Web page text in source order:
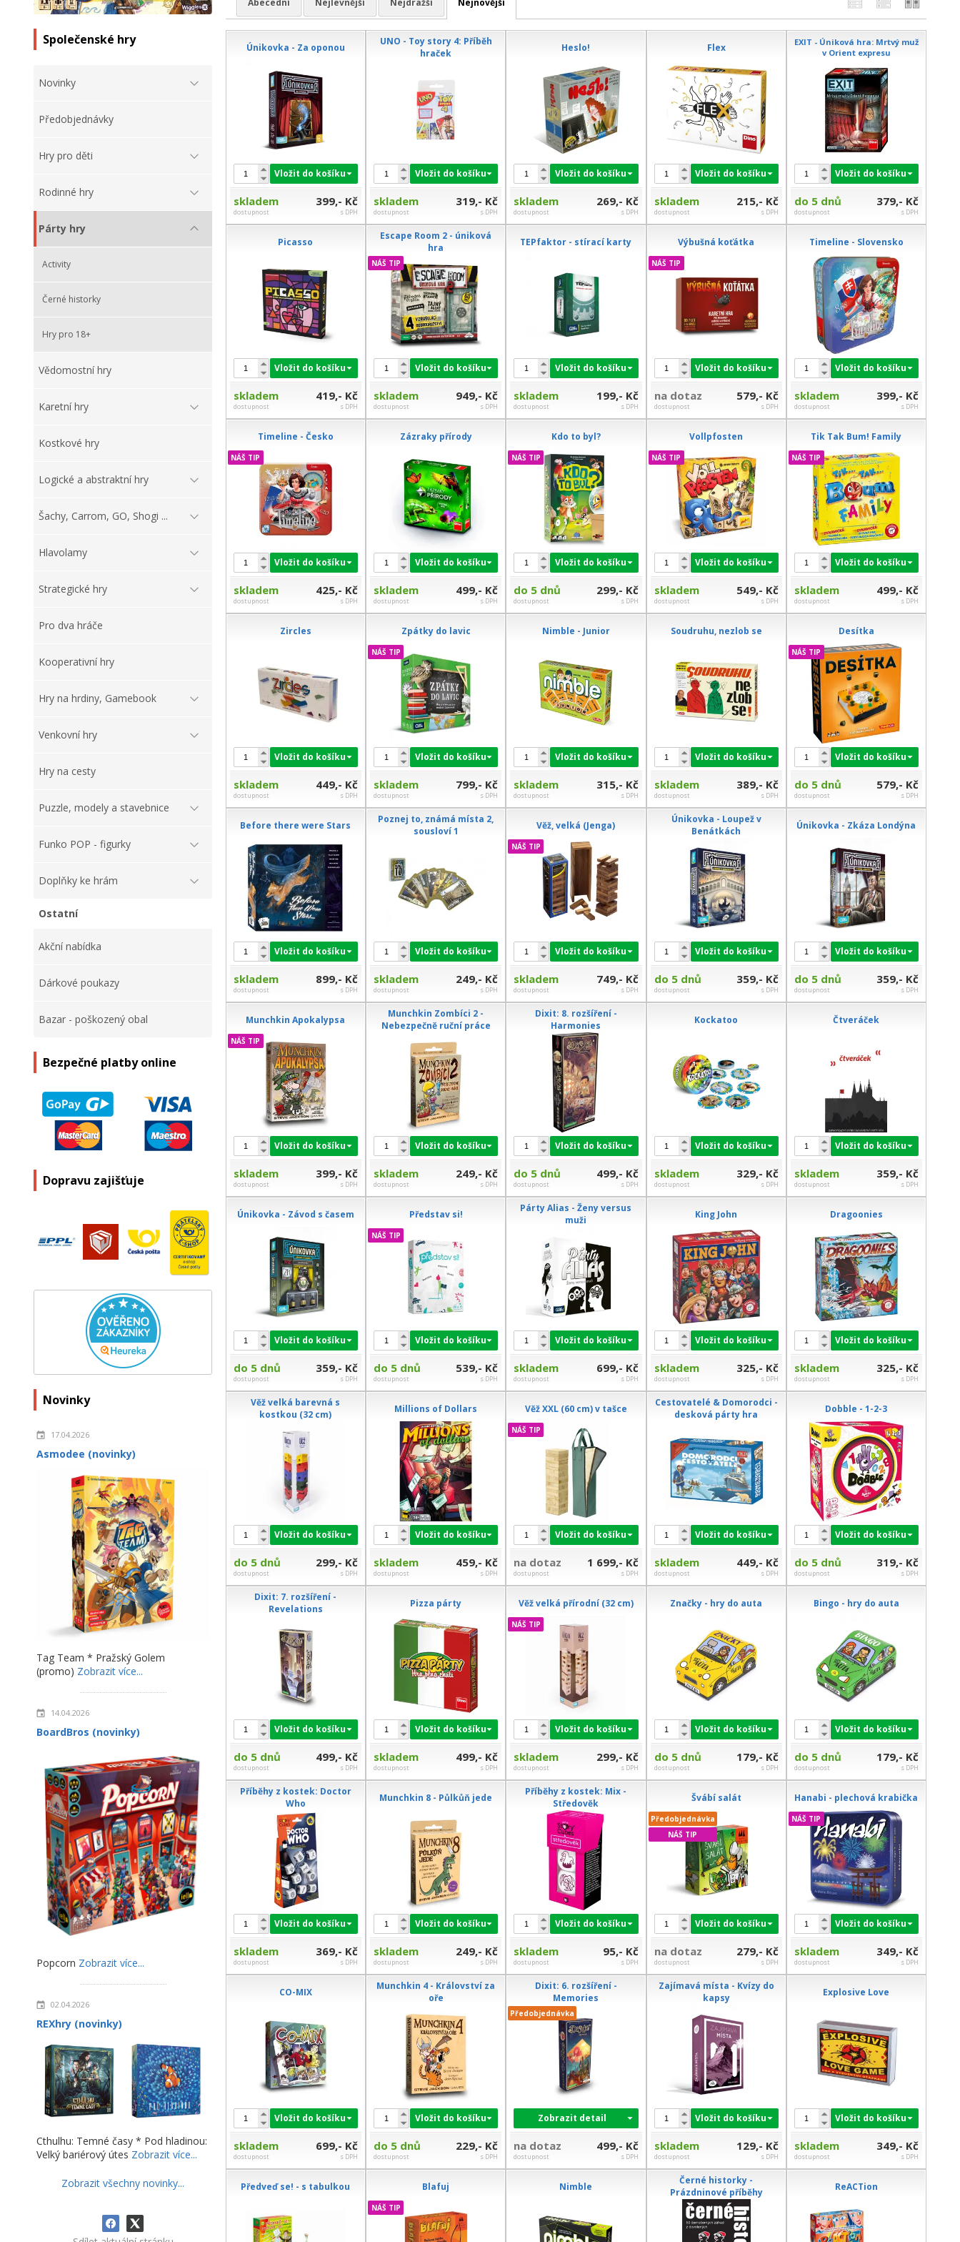
Společenské hry
Novinky
Předobjednávky
Hry pro děti
Rodinné hry
Párty hry
Activity
Černé historky
Hry pro 18+
Vědomostní hry
Karetní hry
Kostkové hry
Logické a abstraktní hry
Šachy, Carrom, GO, Shogi ...
Hlavolamy
Strategické hry
Pro dva hráče
Kooperativní hry
Hry na hrdiny, Gamebook
Venkovní hry
Hry na cesty
Puzzle, modely a stavebnice
Funko POP - figurky
Doplňky ke hrám
Ostatní
Akční nabídka
Dárkové poukazy
Bazar - poškozený obal
Bezpečné platby online
Dopravu zajišťuje
Novinky
17.04.2026
Asmodee (novinky)
Tag Team * Pražský Golem
(promo) Zobrazit více...
14.04.2026
BoardBros (novinky)
Popcorn Zobrazit více...
02.04.2026
REXhry (novinky)
Cthulhu: Temné časy * Pod hladinou:
Velký bariérový útes Zobrazit více...
Zobrazit všechny novinky...
Abecední Nejlevnější Nejdražší Nejnovější
Únikovka - Za oponou
Vložit do košíku
skladem
dostupnost
399,- Kč
s DPH
UNO - Toy story 4: Příběh
hraček
Vložit do košíku
skladem
dostupnost
319,- Kč
s DPH
Heslo!
Vložit do košíku
skladem
dostupnost
269,- Kč
s DPH
Flex
Vložit do košíku
skladem
dostupnost
215,- Kč
s DPH
EXIT - Úniková hra: Mrtvý muž
v Orient expresu
Vložit do košíku
do 5 dnů
dostupnost
379,- Kč
s DPH
Picasso
Vložit do košíku
skladem
dostupnost
419,- Kč
s DPH
Escape Room 2 - úniková
hra
NÁŠ TIP
Vložit do košíku
skladem
dostupnost
949,- Kč
s DPH
TEPfaktor - stírací karty
Vložit do košíku
skladem
dostupnost
199,- Kč
s DPH
Výbušná koťátka
NÁŠ TIP
Vložit do košíku
na dotaz
dostupnost
579,- Kč
s DPH
Timeline - Slovensko
Vložit do košíku
skladem
dostupnost
399,- Kč
s DPH
Timeline - Česko
NÁŠ TIP
Vložit do košíku
skladem
dostupnost
425,- Kč
s DPH
Zázraky přírody
Vložit do košíku
skladem
dostupnost
499,- Kč
s DPH
Kdo to byl?
NÁŠ TIP
Vložit do košíku
do 5 dnů
dostupnost
299,- Kč
s DPH
Vollpfosten
NÁŠ TIP
Vložit do košíku
skladem
dostupnost
549,- Kč
s DPH
Tik Tak Bum! Family
NÁŠ TIP
Vložit do košíku
skladem
dostupnost
499,- Kč
s DPH
Zircles
Vložit do košíku
skladem
dostupnost
449,- Kč
s DPH
Zpátky do lavic
NÁŠ TIP
Vložit do košíku
skladem
dostupnost
799,- Kč
s DPH
Nimble - Junior
Vložit do košíku
skladem
dostupnost
315,- Kč
s DPH
Soudruhu, nezlob se
Vložit do košíku
skladem
dostupnost
389,- Kč
s DPH
Desítka
NÁŠ TIP
Vložit do košíku
do 5 dnů
dostupnost
579,- Kč
s DPH
Before there were Stars
Vložit do košíku
skladem
dostupnost
899,- Kč
s DPH
Poznej to, známá místa 2,
sousloví 1
Vložit do košíku
skladem
dostupnost
249,- Kč
s DPH
Věž, velká (Jenga)
NÁŠ TIP
Vložit do košíku
skladem
dostupnost
749,- Kč
s DPH
Únikovka - Loupež v
Benátkách
Vložit do košíku
do 5 dnů
dostupnost
359,- Kč
s DPH
Únikovka - Zkáza Londýna
Vložit do košíku
do 5 dnů
dostupnost
359,- Kč
s DPH
Munchkin Apokalypsa
NÁŠ TIP
Vložit do košíku
skladem
dostupnost
399,- Kč
s DPH
Munchkin Zombíci 2 -
Nebezpečně ruční práce
Vložit do košíku
skladem
dostupnost
249,- Kč
s DPH
Dixit: 8. rozšíření -
Harmonies
Vložit do košíku
do 5 dnů
dostupnost
499,- Kč
s DPH
Kockatoo
Vložit do košíku
skladem
dostupnost
329,- Kč
s DPH
Čtveráček
Vložit do košíku
skladem
dostupnost
359,- Kč
s DPH
Únikovka - Závod s časem
Vložit do košíku
do 5 dnů
dostupnost
359,- Kč
s DPH
Představ si!
NÁŠ TIP
Vložit do košíku
do 5 dnů
dostupnost
539,- Kč
s DPH
Párty Alias - Ženy versus
muži
Vložit do košíku
skladem
dostupnost
699,- Kč
s DPH
King John
Vložit do košíku
skladem
dostupnost
325,- Kč
s DPH
Dragoonies
Vložit do košíku
skladem
dostupnost
325,- Kč
s DPH
Věž velká barevná s
kostkou (32 cm)
Vložit do košíku
do 5 dnů
dostupnost
299,- Kč
s DPH
Millions of Dollars
Vložit do košíku
skladem
dostupnost
459,- Kč
s DPH
Věž XXL (60 cm) v tašce
NÁŠ TIP
Vložit do košíku
na dotaz
dostupnost
1 699,- Kč
s DPH
Cestovatelé & Domorodci -
desková párty hra
Vložit do košíku
skladem
dostupnost
449,- Kč
s DPH
Dobble - 1-2-3
Vložit do košíku
do 5 dnů
dostupnost
319,- Kč
s DPH
Dixit: 7. rozšíření -
Revelations
Vložit do košíku
do 5 dnů
dostupnost
499,- Kč
s DPH
Pizza párty
Vložit do košíku
skladem
dostupnost
499,- Kč
s DPH
Věž velká přírodní (32 cm)
NÁŠ TIP
Vložit do košíku
skladem
dostupnost
299,- Kč
s DPH
Značky - hry do auta
Vložit do košíku
do 5 dnů
dostupnost
179,- Kč
s DPH
Bingo - hry do auta
Vložit do košíku
do 5 dnů
dostupnost
179,- Kč
s DPH
Příběhy z kostek: Doctor
Who
Vložit do košíku
skladem
dostupnost
369,- Kč
s DPH
Munchkin 8 - Půlkůň jede
Vložit do košíku
skladem
dostupnost
249,- Kč
s DPH
Příběhy z kostek: Mix -
Středověk
Vložit do košíku
skladem
dostupnost
95,- Kč
s DPH
Švábí salát
Předobjednávka
NÁŠ TIP
Vložit do košíku
na dotaz
dostupnost
279,- Kč
s DPH
Hanabi - plechová krabička
NÁŠ TIP
Vložit do košíku
skladem
dostupnost
349,- Kč
s DPH
CO-MIX
Vložit do košíku
skladem
dostupnost
699,- Kč
s DPH
Munchkin 4 - Království za
oře
Vložit do košíku
do 5 dnů
dostupnost
229,- Kč
s DPH
Dixit: 6. rozšíření -
Memories
Předobjednávka
Zobrazit detail
na dotaz
dostupnost
499,- Kč
s DPH
Zajímavá místa - Kvízy do
kapsy
Vložit do košíku
skladem
dostupnost
129,- Kč
s DPH
Explosive Love
Vložit do košíku
skladem
dostupnost
349,- Kč
s DPH
Předveď se! - s tabulkou Blafuj
NÁŠ TIP
Nimble
Černé historky -
Prázdninové příběhy
ReACTion